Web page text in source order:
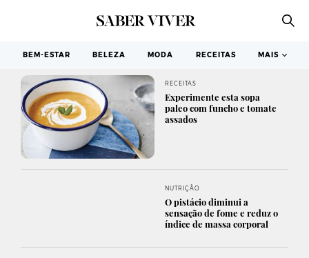
BEM-ESTAR BELEZA MODA RECEITAS MAIS
RECEITAS
Experimente esta sopa
paleo com funcho e tomate
assados
NUTRIÇÃO
O pistácio diminui a
sensação de fome e reduz o
índice de massa corporal